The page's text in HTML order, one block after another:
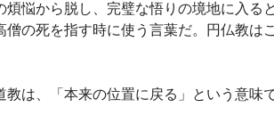
煩悩から脱し、完璧な悟りの境地に入る
僧の死を指す時に使う言葉だ。円仏教は
教は、「本来の位置に戻る」という意味